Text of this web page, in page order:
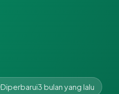
Diperbarui3 bulan yang lalu